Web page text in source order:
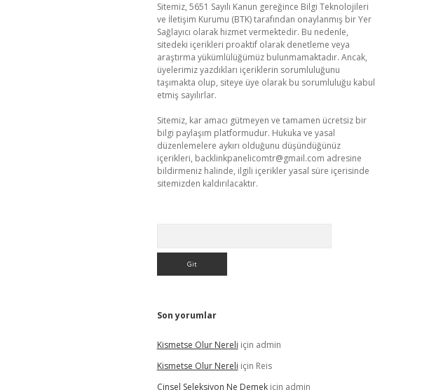
Sitemiz, 5651 Sayılı Kanun gereğince Bilgi Teknolojileri
ve İletişim Kurumu (BTK) tarafından onaylanmış bir Yer
Sağlayıcı olarak hizmet vermektedir. Bu nedenle,
sitedeki içerikleri proaktif olarak denetleme veya
araştırma yükümlülüğümüz bulunmamaktadır. Ancak,
üyelerimiz yazdıkları içeriklerin sorumluluğunu
taşımakta olup, siteye üye olarak bu sorumluluğu kabul
etmiş sayılırlar.
Sitemiz, kar amacı gütmeyen ve tamamen ücretsiz bir
bilgi paylaşım platformudur. Hukuka ve yasal
düzenlemelere aykırı olduğunu düşündüğünüz
içerikleri, backlinkpanelicomtr@gmail.com adresine
bildirmeniz halinde, ilgili içerikler yasal süre içerisinde
sitemizden kaldırılacaktır.
Son yorumlar
Kismetse Olur Nereli için admin
Kismetse Olur Nereli için Reis
Cinsel Seleksiyon Ne Demekiçin admin